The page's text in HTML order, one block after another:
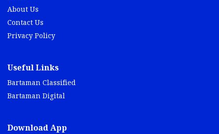
About Us
Contact Us
Privacy Policy
Useful Links
Bartaman Classified
Bartaman Digital
Download App